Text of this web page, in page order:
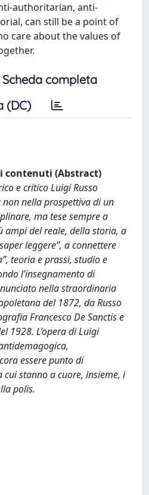
authoritarian, anti-
can still be a point of
care about the values of
Scheda completa
(DC)
contenuti (Abstract)
e critico Luigi Russo
nella prospettiva di un
ma tese sempre a
ampi del reale, della storia, a
leggere”, a connettere
teoria e prassi, studio e
l’insegnamento di
nella straordinaria
del 1872, da Russo
Francesco De Sanctis e
1928. L’opera di Luigi
essere punto di
stanno a cuore, insieme, i
polis.